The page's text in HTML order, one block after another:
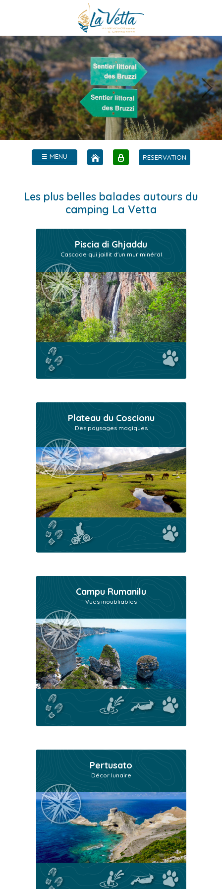
☰ MENU RESERVATION
Les plus belles balades autours du
camping La Vetta
Piscia di Ghjaddu
Cascade qui jaillit d'un mur minéral
Plateau du Coscionu
Des paysages magiques
Campu Rumanilu
Vues inoubliables
Pertusato
Décor lunaire